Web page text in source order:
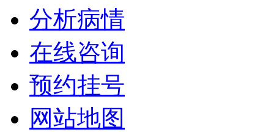
分析病情
在线咨询
预约挂号
网站地图